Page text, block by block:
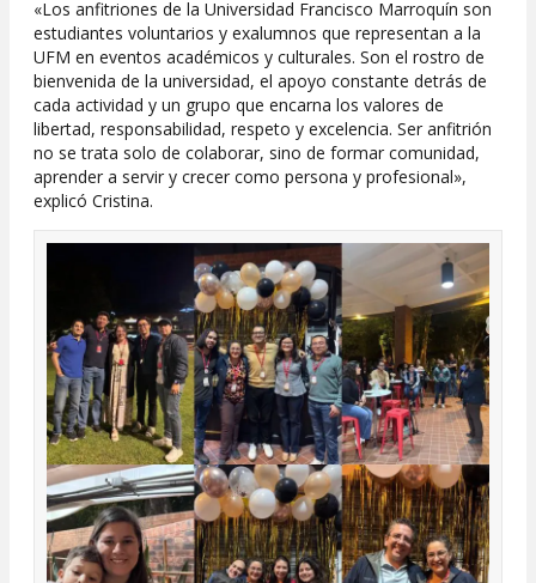
«Los anfitriones de la Universidad Francisco Marroquín son
estudiantes voluntarios y exalumnos que representan a la
UFM en eventos académicos y culturales. Son el rostro de
bienvenida de la universidad, el apoyo constante detrás de
cada actividad y un grupo que encarna los valores de
libertad, responsabilidad, respeto y excelencia. Ser anfitrión
no se trata solo de colaborar, sino de formar comunidad,
aprender a servir y crecer como persona y profesional»,
explicó Cristina.